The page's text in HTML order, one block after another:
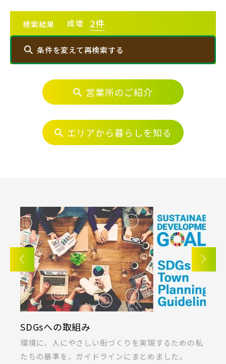
JR京葉線
JR成田線 [我孫子～成田]
JR中央線
東武スカイツリーライン
東武日光線
東武アーバンパークライン
東武東上本線
物件概要が表示されます
駅から10分以内
小学校まで徒歩圏内
埼玉県川越市 埼玉県川口市
検索結果 成増 2件
条件を変えて再検索する
エリアから探す
埼玉・中央エリア(50)
さいたま市中央区(0)
さいたま市桜区(2)
さいたま市浦和区(0)
さいたま市南区(5)
さいたま市緑区(1)
さいたま市岩槻区(0)
川越市(3)
川口市(11)
所沢市(1)
上尾市(2)
蕨市(0)
戸田市(0)
朝霞市(1)
志木市(0)
新座市(2)
桶川市(2)
久喜市(1)
営業所のご紹介
エリアから暮らしを知る
SDGsへの取組み
環境に、人にやさしい街づくりを実現するための私
たちの基準を、ガイドラインにまとめました。